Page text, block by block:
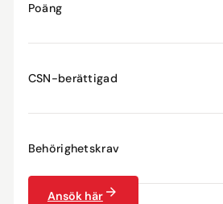
Poäng
CSN-berättigad
Behörighetskrav
Ansök här